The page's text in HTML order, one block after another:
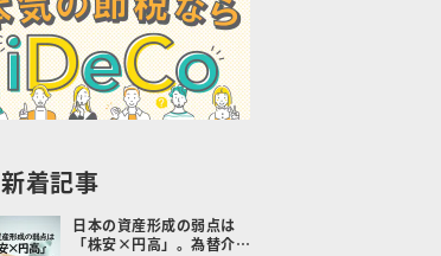
新着記事
日本の資産形成の弱点は
「株安×円高」。為替介…